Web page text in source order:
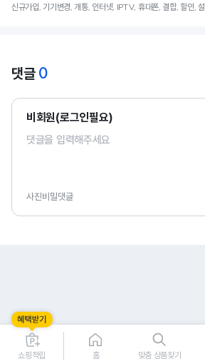
신규가입, 기기변경, 개통, 인터넷, IPTV, 휴대폰, 결합, 할인,
댓글 0
비회원(로그인필요)
사진비밀댓글
0
쇼핑적립 홈 맞춤 상품찾기